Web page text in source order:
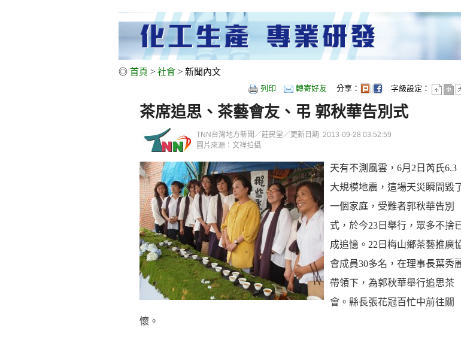
◎ 首頁 > 社會 > 新聞內文
列印 轉寄好友 分享： 字級設定：
茶席追思、茶藝會友、弔 郭秋華告別式
TNN台灣地方新聞／莊民堂／更新日期: 2013-09-28 03:52:59
圖片來源：文祥拍攝
天有不測風雲，6月2日芮氏6.3
大規模地震，這場天災瞬間毀
一個家庭，受難者郭秋華告別
式，於今23日舉行，眾多不捨
成追憶。22日梅山鄉茶藝推廣
會成員30多名，在理事長葉秀
帶領下，為郭秋華舉行追思茶
會。縣長張花冠百忙中前往關
懷。